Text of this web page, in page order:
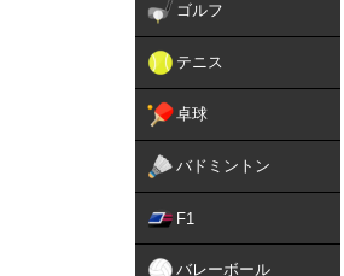
ゴルフ
テニス
卓球
バドミントン
F1
バレーボール